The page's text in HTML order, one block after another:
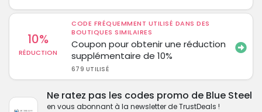
10%
RÉDUCTION
CODE FRÉQUEMMENT UTILISÉ DANS DES
BOUTIQUES SIMILAIRES
Coupon pour obtenir une réduction
supplémentaire de 10%
679 UTILISÉ
Ne ratez pas les codes promo de Blue Steel
en vous abonnant à la newsletter de TrustDeals !